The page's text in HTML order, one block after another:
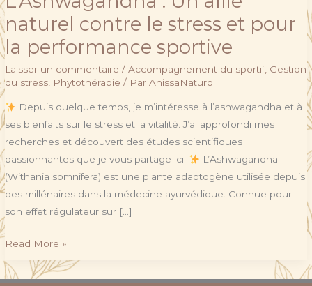
naturel contre le stress et pour
la performance sportive
Laisser un commentaire /Accompagnement du sportif, Gestion
du stress Phytothérapie / ParAnissaNaturo
Depuis quelque temps, je m’intéresse à l’ashwagandha et à
ses bienfaits sur le stress et la vitalité. J’ai approfondi mes
recherches et découvert des études scientifiques
passionnantes que je vous partage ici.
L’Ashwagandha
(Withania somnifera) est une plante adaptogène utilisée depuis
des millénaires dans la médecine ayurvédique. Connue pour
son effet régulateur sur […]
Read More »